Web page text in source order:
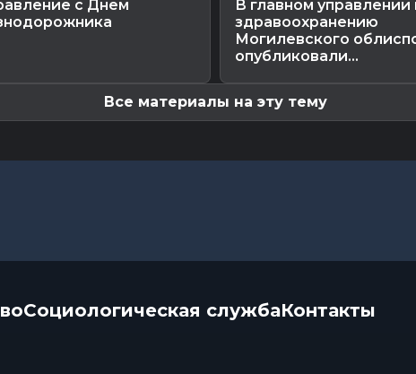
с Днем
В главном управлении
здравоохранению
Могилевского
опубликовали...
Все материалы на эту тему
Социологическая службаКонтакты